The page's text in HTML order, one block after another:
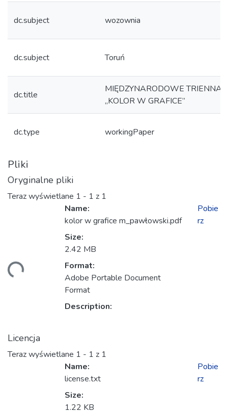
dc.subject wozownia
dc.subject Toruń
dc.title
MIĘDZYNARODOWE
„KOLOR W GRAFICE”
dc.type workingPaper
Pliki
Oryginalne pliki
Teraz wyświetlane 1 - 1 z 1
Name:
kolor w grafice m_pawłowski.pdf
Size:
2.42 MB
Format:
Adobe Portable Document
Format
Description:
Pobie
rz
Licencja
Teraz wyświetlane 1 - 1 z 1
Name:
license.txt
Size:
1.22 KB
Pobie
rz